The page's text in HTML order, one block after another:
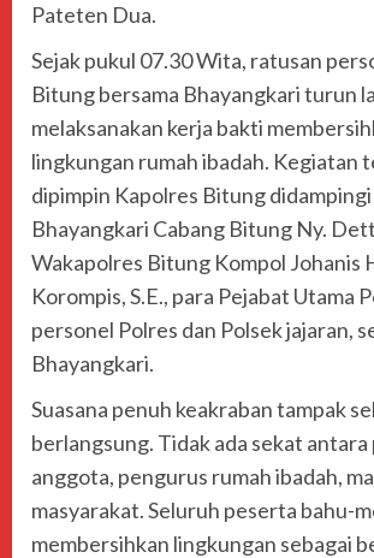
Pateten Dua.
Sejak pukul 07.30 Wita, ratusan
Bitung bersama Bhayangkari turun
melaksanakan kerja bakti
lingkungan rumah ibadah. Kegiatan
dipimpin Kapolres Bitung
Bhayangkari Cabang Bitung Ny.
Wakapolres Bitung Kompol Johanis
Korompis, S.E., para Pejabat Utama
personel Polres dan Polsek jajaran,
Bhayangkari.
Suasana penuh keakraban tampak
berlangsung. Tidak ada sekat antara
anggota, pengurus rumah ibadah,
masyarakat. Seluruh peserta bahu-
membersihkan lingkungan sebagai